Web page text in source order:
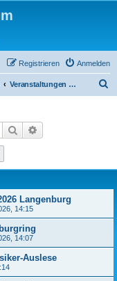
Anmelden
Registrieren
Veranstaltungen extern
Suche
Langenburg
14:15
14:07
Auslese